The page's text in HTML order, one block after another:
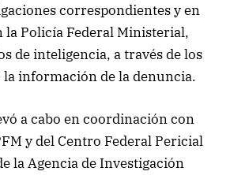
correspondientes y en
Policía Federal Ministerial,
de inteligencia, a través de los
información de la denuncia.
a cabo en coordinación con
y del Centro Federal Pericial
la Agencia de Investigación